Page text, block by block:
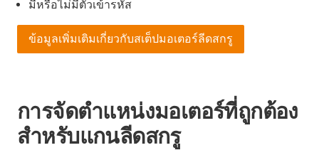
มีหรือไม่มีตัวเข้ารหัส
ข้อมูลเพิ่มเติมเกี่ยวกับสเต็ปมอเตอร์ลีดสกรู
การจัดตำแหน่งมอเตอร์ที่ถูกต้อง
สำหรับแกนลีดสกรู